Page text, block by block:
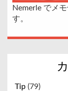
Nemerle でメ
す。
Tip (79)